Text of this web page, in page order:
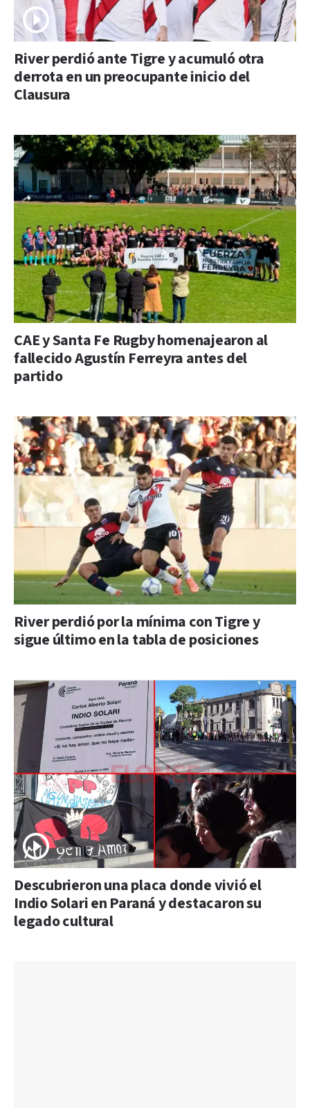
River perdió ante Tigre y acumuló otra
derrota en un preocupante inicio del
Clausura
CAE y Santa Fe Rugby homenajearon al
fallecido Agustín Ferreyra antes del
partido
River perdió por la mínima con Tigre y
sigue último en la tabla de posiciones
Descubrieron una placa donde vivió el
Indio Solari en Paraná y destacaron su
legado cultural